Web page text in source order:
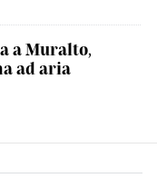
a Muralto,
ad aria